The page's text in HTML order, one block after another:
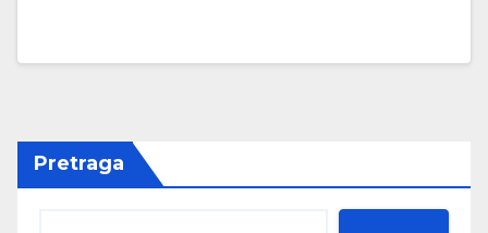
Pretraga